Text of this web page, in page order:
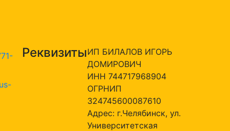
РеквизитыИП БИЛАЛОВ ИГОРЬ
ДОМИРОВИЧ
ИНН 744717968904
ОГРНИП
324745600087610
Адрес: г.Челябинск, ул.
Университетская